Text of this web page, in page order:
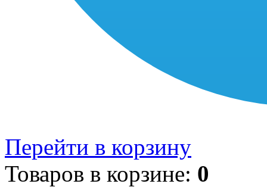
Перейти в корзину
Товаров в корзине: 0